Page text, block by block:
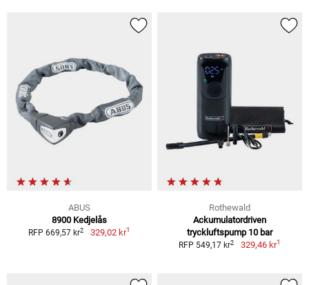
ABUS
8900 Kedjelås
RFP 669,57 kr2 329,02 kr1
Rothewald
Ackumulatordriven
tryckluftspump 10 bar
RFP 549,17 kr2 329,46 kr1